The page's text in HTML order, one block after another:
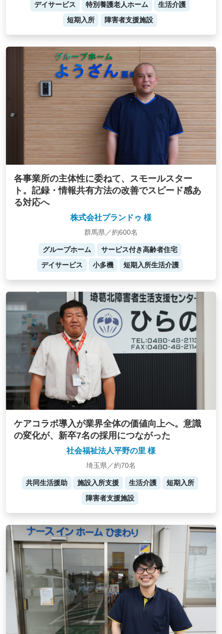
デイサービス 特別養護老人ホーム
生活介護
短期入所
障害者支援施設
各事業所の主体性に委ねて、スモールスター
ト。記録・情報共有方法の改善でスピード感あ
る対応へ
株式会社プランドゥ 様
群馬県／約600名
グループホーム
サービス付き高齢者住宅
デイサービス
小多機 短期入所生活介護
ケアコラボ導入が業界全体の価値向上へ。意識
の変化が、新卒7名の採用につながった
社会福祉法人平野の里 様
埼玉県／約70名
共同生活援助 施設入所支援 生活介護
短期入所
障害者支援施設